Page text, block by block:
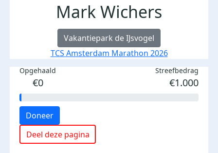
Mark Wichers
Vakantiepark de IJsvogel
TCS Amsterdam Marathon 2026
Opgehaald
€0
Streefbedrag
€1.000
Doneer
Deel deze pagina